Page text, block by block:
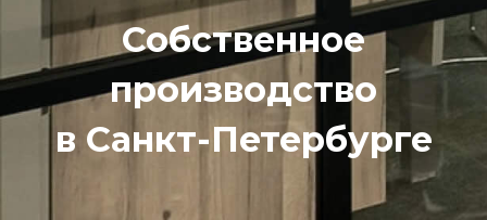
Собственное
производство
в Санкт-Петербурге